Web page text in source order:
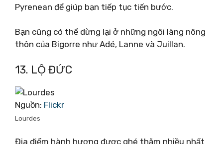
Pyrenean để giúp bạn tiếp tục tiến bước.
Bạn cũng có thể dừng lại ở những ngôi làng nông
thôn của Bigorre như Adé, Lanne và Juillan.
13. LỘ ĐỨC
Nguồn: Flickr
Lourdes
Địa điểm hành hương được ghé thăm nhiều nhất